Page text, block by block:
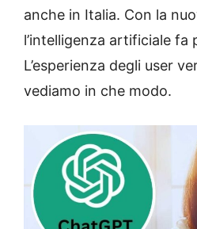
anche in Italia. Con la
l’intelligenza artificiale fa
L’esperienza degli user
vediamo in che modo.